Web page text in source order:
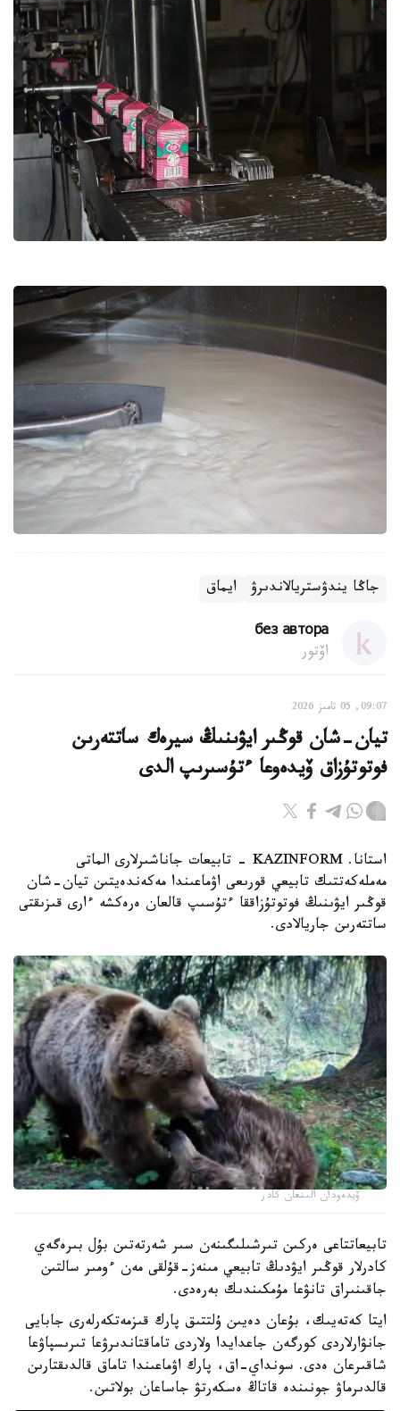
جاڭا يندۋستريالاندىرۋ ايماق
без автора
اۆتور
09:07, 05 تامىز 2026
تيان-شان قوڭىر ايۋىنىڭ سيرەك ساتتەرىن
فوتوتۇزاق ۆيدەوعا ءتۇسىرىپ الدى
استانا. KAZINFORM - تابيعات جاناشىرلارى الماتى
مەملەكەتتىك تابيعي قورىعى اۋماعىندا مەكەندەيتىن تيان-شان
قوڭىر ايۋىنىڭ فوتوتۇزاققا ءتۇسىپ قالعان ەرەكشە ءارى قىزىقتى
ساتتەرىن جاريالادى.
ۆيدەودان الىنعان كادر
تابيعاتتاعى ەركىن تىرشىلىگىنەن سىر شەرتەتىن بۇل بىرەگەي
كادرلار قوڭىر ايۋدىڭ تابيعي مىنەز-قۇلقى مەن ءومىر سالتىن
جاقىنىراق تانۋعا مۇمكىندىك بەرەدى.
ايتا كەتەيىك، بۇعان دەيىن ۇلتتىق پارك قىزمەتكەرلەرى جابايى
جانۋارلاردى كورگەن جاعدايدا ولاردى تاماقتاندىرۋعا تىرىسپاۋعا
شاقىرعان ەدى. سونداي-اق، پارك اۋماعىندا تاماق قالدىقتارىن
قالدىرماۋ جونىندە قاتاڭ ەسكەرتۋ جاساعان بولاتىن.